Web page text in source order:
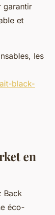
garantir
et
les
black-
en
Back
éco-